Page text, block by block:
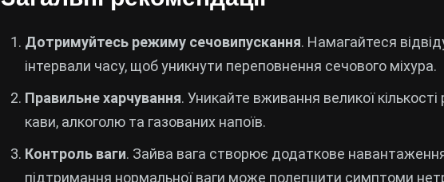
Дотримуйтесь режиму сечовипускання. Намагайтеся
інтервали часу, щоб уникнути переповнення сечового міхура.
Правильне харчування. Уникайте вживання великої
кави, алкоголю та газованих напоїв.
Контроль ваги. Зайва вага створює додаткове
підтримання нормальної ваги може полегшити симптоми